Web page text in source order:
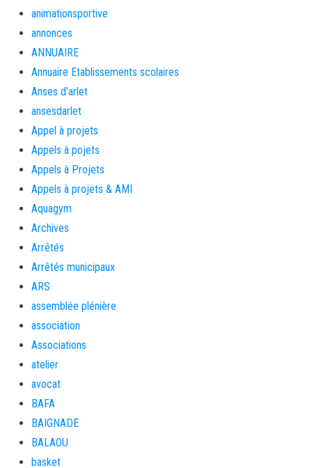
animationsportive
annonces
ANNUAIRE
Annuaire Etablissements scolaires
Anses d'arlet
ansesdarlet
Appel à projets
Appels à pojets
Appels à Projets
Appels à projets & AMI
Aquagym
Archives
Arrêtés
Arrêtés municipaux
ARS
assemblée plénière
association
Associations
atelier
avocat
BAFA
BAIGNADE
BALAOU
basket